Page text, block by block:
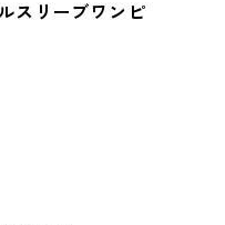
スリーブワンピ